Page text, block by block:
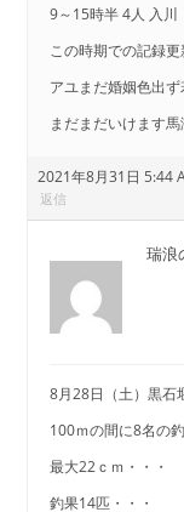
9～15時半 4人 入川
この時期での記録更
アユまだ婚姻色出
まだまだいけます
2021年8月31日 5:44
返信
瑞浪
8月28日（土）黒石
100ｍの間に8名の
最大22ｃｍ・・・
釣果14匹・・・